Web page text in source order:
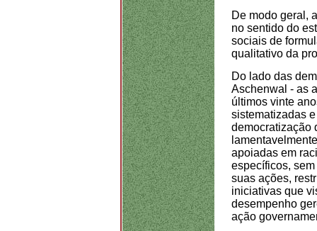
De modo geral,
no sentido do
sociais de
qualitativo da
Do lado das
Aschenwal - as
últimos vinte
sistematizadas
democratização
apoiadas em
específicos,
suas ações,
iniciativas que
desempenho
ação